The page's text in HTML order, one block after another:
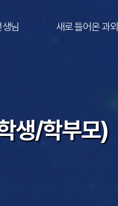
님 새로 들어온 과외
생/학부모)